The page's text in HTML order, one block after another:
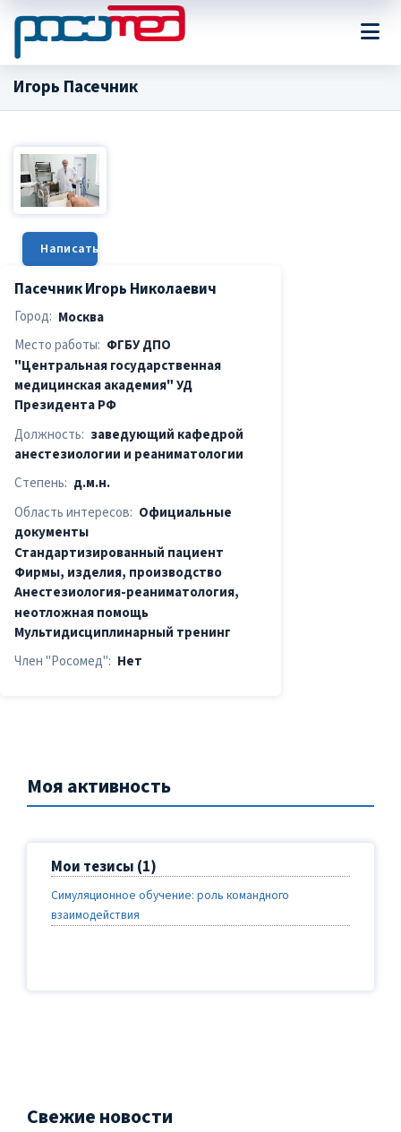
Игорь Пасечник
Написать сообщение
Пасечник Игорь Николаевич
Город: Москва
Место работы: ФГБУ ДПО
"Центральная государственная
медицинская академия" УД
Президента РФ
Должность: заведующий кафедрой
анестезиологии и реаниматологии
Степень: д.м.н.
Область интересов: Официальные
документы
Стандартизированный пациент
Фирмы, изделия, производство
Анестезиология-реаниматология,
неотложная помощь
Мультидиcциплинарный тренинг
Член "Росомед": Нет
Моя активность
Мои тезисы (1)
Симуляционное обучение: роль командного
взаимодействия
Свежие новости